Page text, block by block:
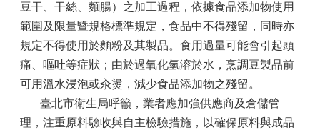
豆干、干絲、麵腸）之加工過程，依據食品添加物使用
範圍及限量暨規格標準規定，食品中不得殘留，同時亦
規定不得使用於麵粉及其製品。食用過量可能會引起頭
痛、嘔吐等症狀；由於過氧化氫溶於水，烹調豆製品前
可用溫水浸泡或汆燙，減少食品添加物之殘留。
臺北市衛生局呼籲，業者應加強供應商及倉儲管
理，注重原料驗收與自主檢驗措施，以確保原料與成品